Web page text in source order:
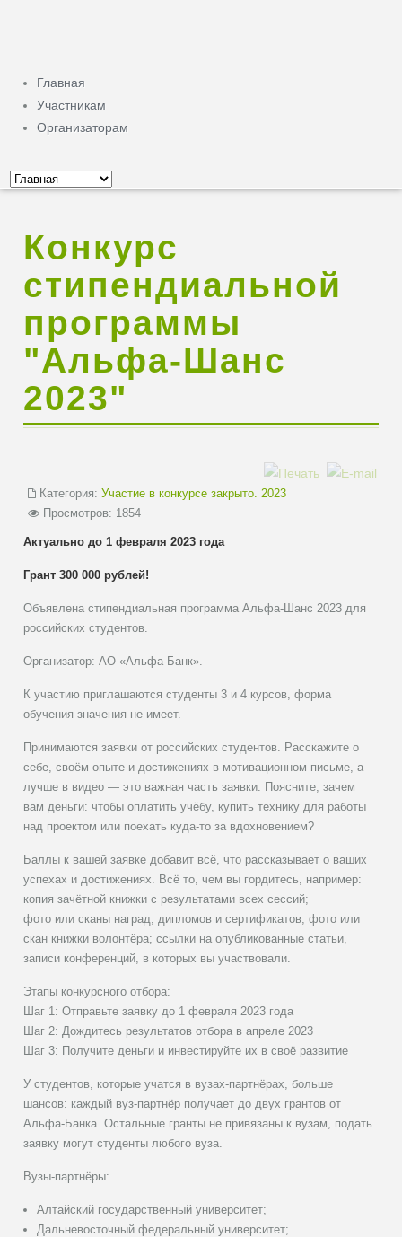
Главная
Участникам
Организаторам
Конкурс
стипендиальной
программы
"Альфа-Шанс
2023"
Категория:Участие в конкурсе закрыто. 2023
Просмотров: 1854
Актуально до 1 февраля 2023 года
Грант 300 000 рублей!
Объявлена стипендиальная программа Альфа-Шанс 2023 для
российских студентов.
Организатор: АО «Альфа-Банк».
К участию приглашаются студенты 3 и 4 курсов, форма
обучения значения не имеет.
Принимаются заявки от российских студентов. Расскажите о
себе, своём опыте и достижениях в мотивационном письме, а
лучше в видео — это важная часть заявки. Поясните, зачем
вам деньги: чтобы оплатить учёбу, купить технику для работы
над проектом или поехать куда-то за вдохновением?
Баллы к вашей заявке добавит всё, что рассказывает о ваших
успехах и достижениях. Всё то, чем вы гордитесь, например:
копия зачётной книжки с результатами всех сессий;
фото или сканы наград, дипломов и сертификатов; фото или
скан книжки волонтёра; ссылки на опубликованные статьи,
записи конференций, в которых вы участвовали.
Этапы конкурсного отбора:
Шаг 1: Отправьте заявку до 1 февраля 2023 года
Шаг 2: Дождитесь результатов отбора в апреле 2023
Шаг 3: Получите деньги и инвестируйте их в своё развитие
У студентов, которые учатся в вузах-партнёрах, больше
шансов: каждый вуз-партнёр получает до двух грантов от
Альфа-Банка. Остальные гранты не привязаны к вузам, подать
заявку могут студенты любого вуза.
Вузы-партнёры:
Алтайский государственный университет;
Дальневосточный федеральный университет;